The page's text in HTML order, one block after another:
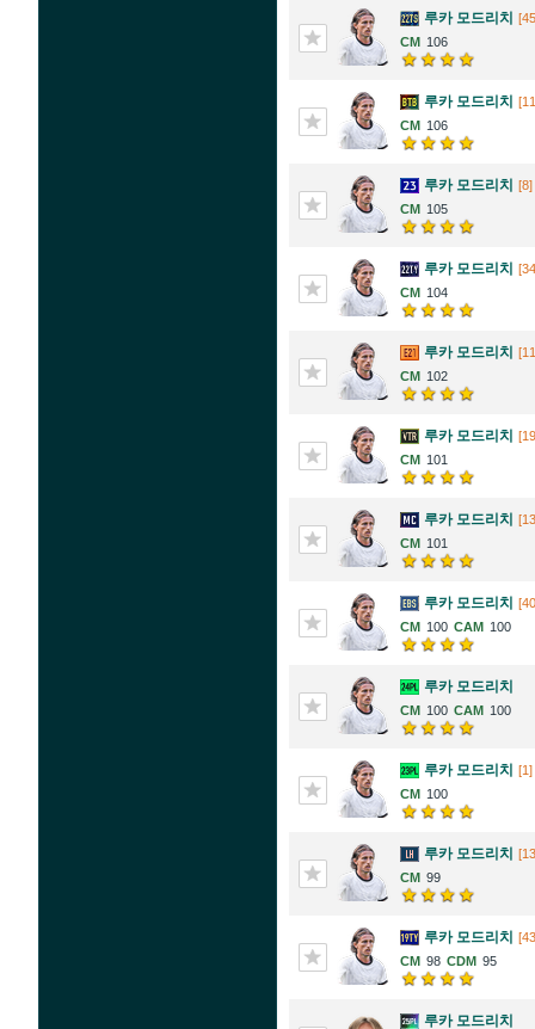
루카 모드리치
106
루카 모드리치
106
루카 모드리치
[8]
105
루카 모드리치
104
루카 모드리치
102
루카 모드리치
101
루카 모드리치
101
루카 모드리치
100
100
루카 모드리치
100 100
루카 모드리치
[1]
100
루카 모드리치
99
루카 모드리치
98
95
루카 모드리치